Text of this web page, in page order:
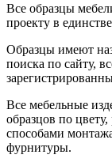
Все образцы
проекту в
Образцы имеют
поиска по сайту,
Все мебельные
образцов по
способами
фурнитуры.